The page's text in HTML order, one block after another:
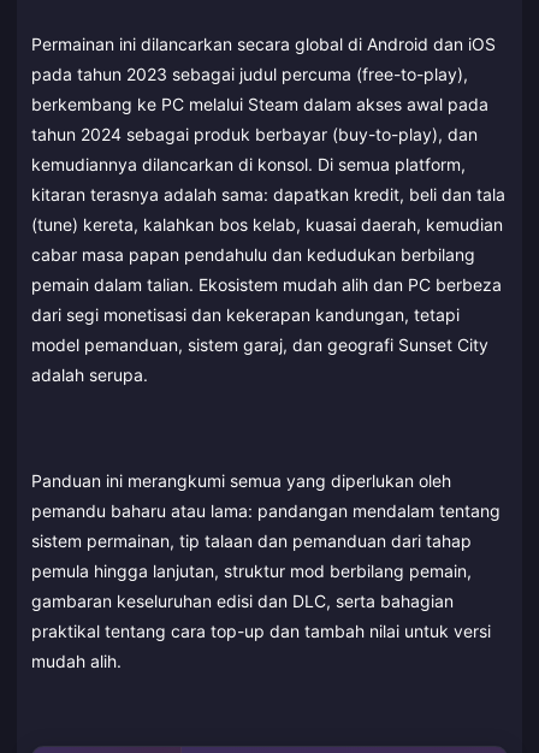
Permainan ini dilancarkan secara global di Android dan iOS
pada tahun 2023 sebagai judul percuma (free-to-play),
berkembang ke PC melalui Steam dalam akses awal pada
tahun 2024 sebagai produk berbayar (buy-to-play), dan
kemudiannya dilancarkan di konsol. Di semua platform,
kitaran terasnya adalah sama: dapatkan kredit, beli dan tala
(tune) kereta, kalahkan bos kelab, kuasai daerah, kemudian
cabar masa papan pendahulu dan kedudukan berbilang
pemain dalam talian. Ekosistem mudah alih dan PC berbeza
dari segi monetisasi dan kekerapan kandungan, tetapi
model pemanduan, sistem garaj, dan geografi Sunset City
adalah serupa.
Panduan ini merangkumi semua yang diperlukan oleh
pemandu baharu atau lama: pandangan mendalam tentang
sistem permainan, tip talaan dan pemanduan dari tahap
pemula hingga lanjutan, struktur mod berbilang pemain,
gambaran keseluruhan edisi dan DLC, serta bahagian
praktikal tentang cara top-up dan tambah nilai untuk versi
mudah alih.